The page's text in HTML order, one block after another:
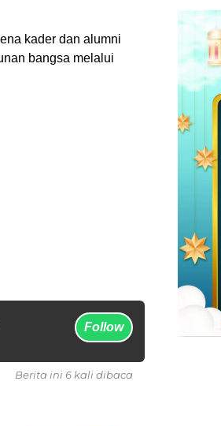
kader dan alumni
bangsa melalui
Follow
Berita ini 6 kali dibaca